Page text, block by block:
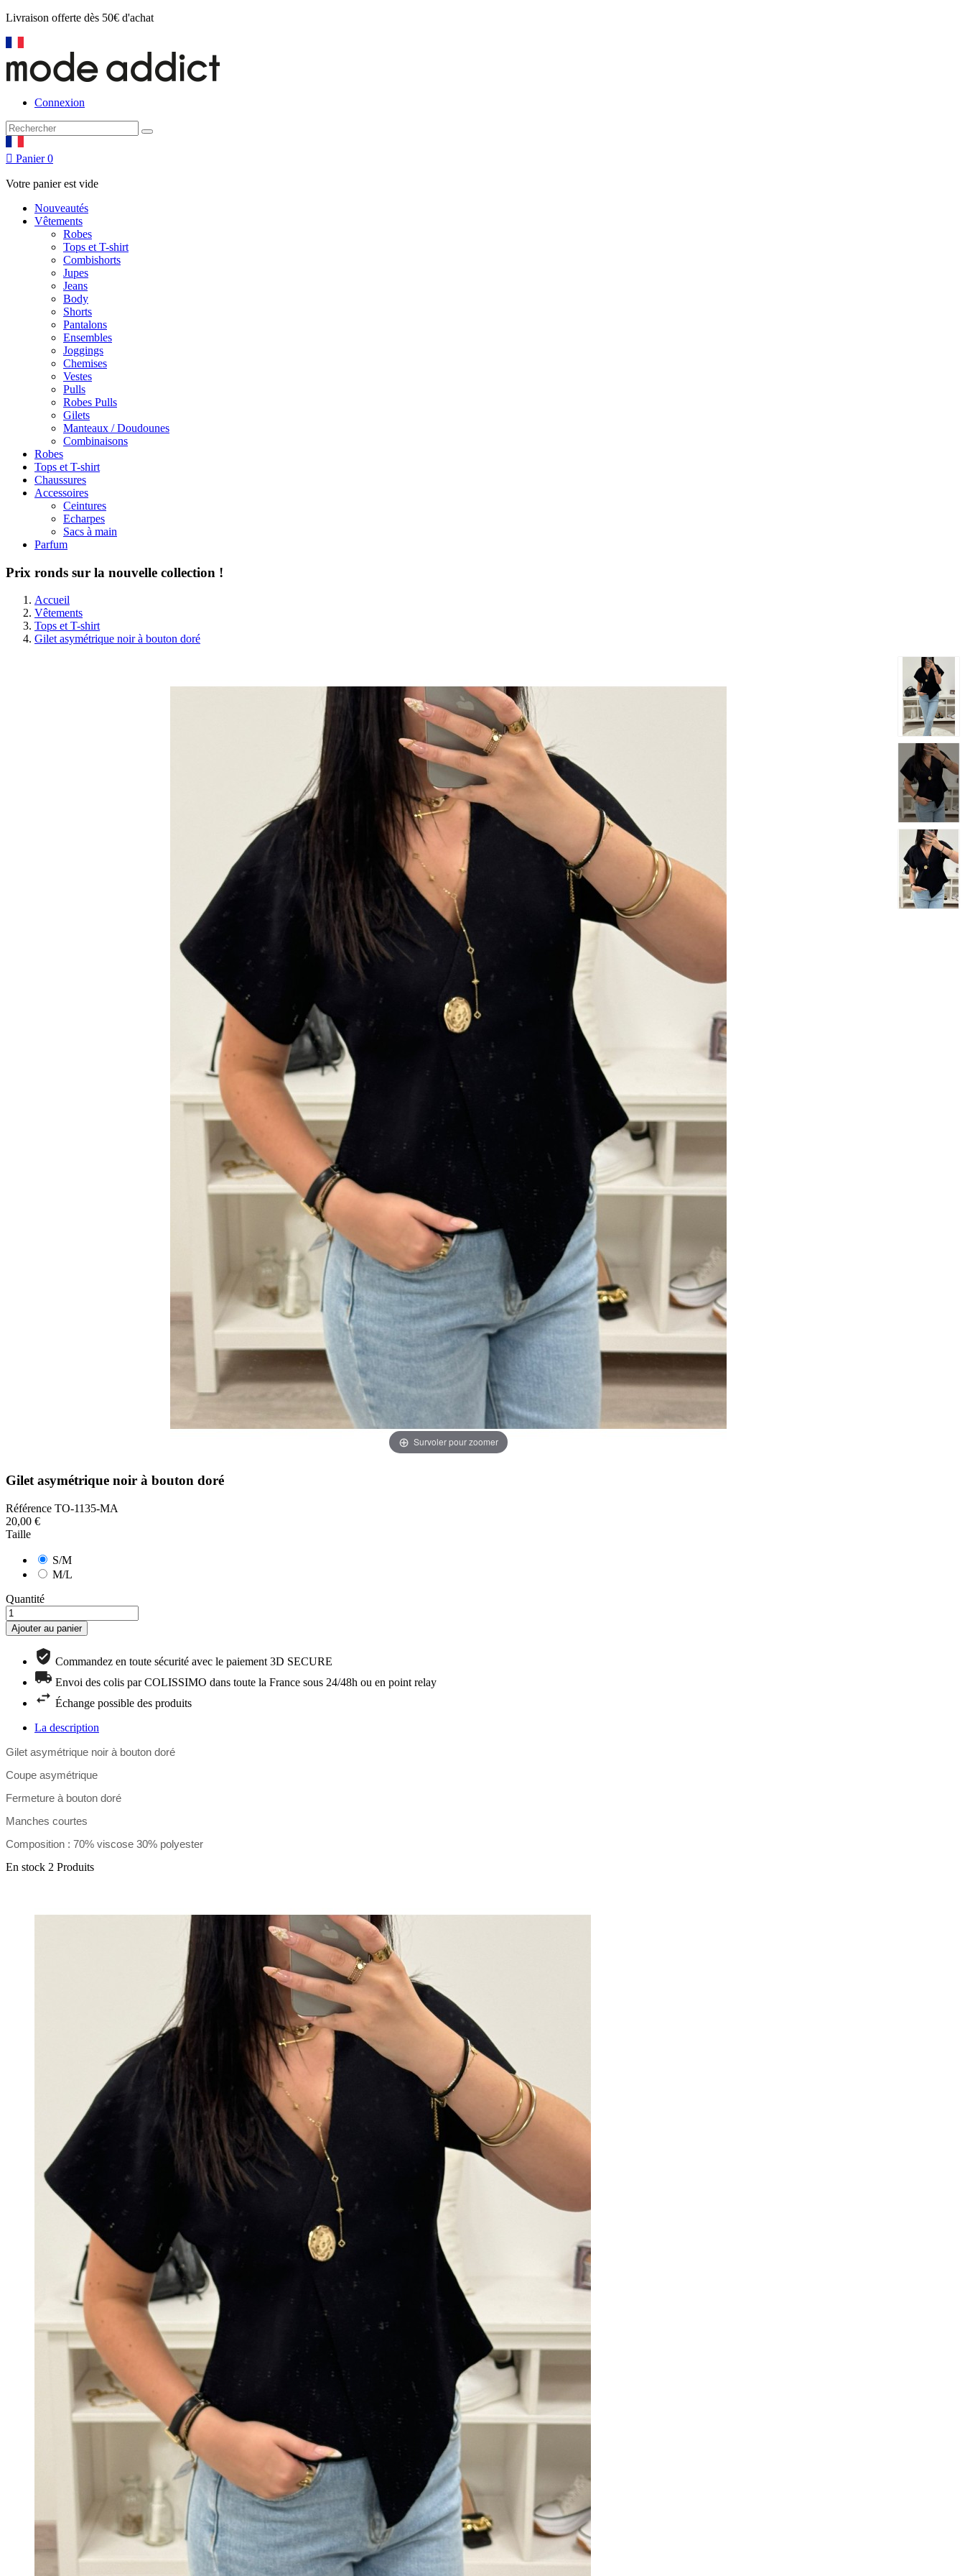
Livraison offerte dès 50€ d'achat
Connexion
 Panier 0
Votre panier est vide
Nouveautés
Vêtements
Robes
Tops et T-shirt
Combishorts
Jupes
Jeans
Body
Shorts
Pantalons
Ensembles
Joggings
Chemises
Vestes
Pulls
Robes Pulls
Gilets
Manteaux / Doudounes
Combinaisons
Robes
Tops et T-shirt
Chaussures
Accessoires
Ceintures
Echarpes
Sacs à main
Parfum
Prix ronds sur la nouvelle collection !
Accueil
Vêtements
Tops et T-shirt
Gilet asymétrique noir à bouton doré
Survoler pour zoomer
Gilet asymétrique noir à bouton doré
Référence TO-1135-MA
20,00 €
Taille
S/M
M/L
Quantité
Ajouter au panier
Commandez en toute sécurité avec le paiement 3D SECURE
Envoi des colis par COLISSIMO dans toute la France sous 24/48h ou en point relay
Échange possible des produits
La description
Gilet asymétrique noir à bouton doré
Coupe asymétrique
Fermeture à bouton doré
Manches courtes
Composition : 70% viscose 30% polyester
En stock 2 Produits